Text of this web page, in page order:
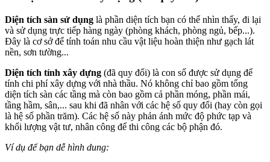
Diện tích sàn sử dụng là phần diện tích bạn có thể nhìn thấy, đi lại
và sử dụng trực tiếp hàng ngày (phòng khách, phòng ngủ, bếp...).
Đây là cơ sở để tính toán nhu cầu vật liệu hoàn thiện như gạch lát
nền, sơn tường...
Diện tích tính xây dựng (đã quy đổi) là con số được sử dụng để
tính chi phí xây dựng với nhà thầu. Nó không chỉ bao gồm tổng
diện tích sàn các tầng mà còn bao gồm cả phần móng, phần mái,
tầng hầm, sân,... sau khi đã nhân với các hệ số quy đổi (hay còn gọi
là hệ số phần trăm). Các hệ số này phản ánh mức độ phức tạp và
khối lượng vật tư, nhân công để thi công các bộ phận đó.
Ví dụ để bạn dễ hình dung: